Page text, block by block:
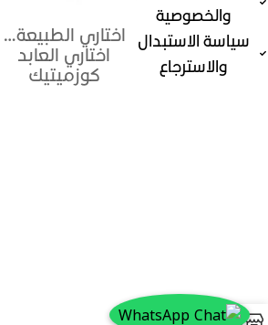
والخصوصية
سياسة الاستبدال
والاسترجاع
اختاري الطبيعة…
اختاري العابد
كوزميتيك
0